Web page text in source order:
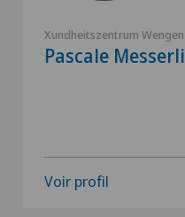
Xundheitszentrum Wengen
Pascale Messerli
Voir profil